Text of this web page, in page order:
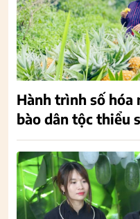
Hành trình số hóa
bào dân tộc thiểu